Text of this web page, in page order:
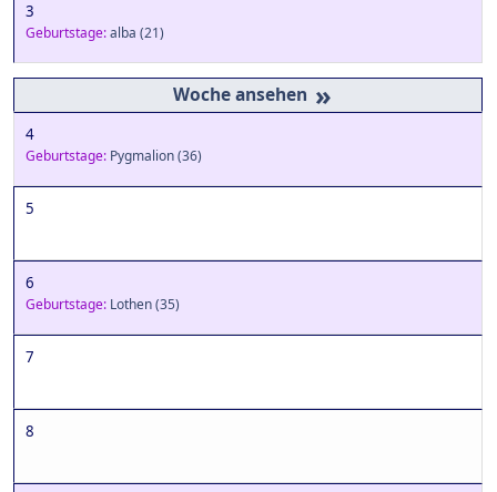
3
Geburtstage:alba (21)
»
4
Geburtstage: Pygmalion(36)
5
6
Geburtstage: Lothen(35)
7
8